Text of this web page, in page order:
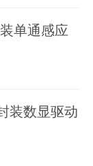
单通感应
装数显驱动